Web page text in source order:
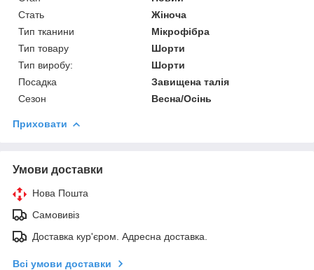
Стать
Жіноча
Тип тканини
Мікрофібра
Тип товару
Шорти
Тип виробу:
Шорти
Посадка
Завищена талія
Сезон
Весна/Осінь
Приховати
Умови доставки
Нова Пошта
Самовивіз
Доставка кур'єром. Адресна доставка.
Всі умови доставки